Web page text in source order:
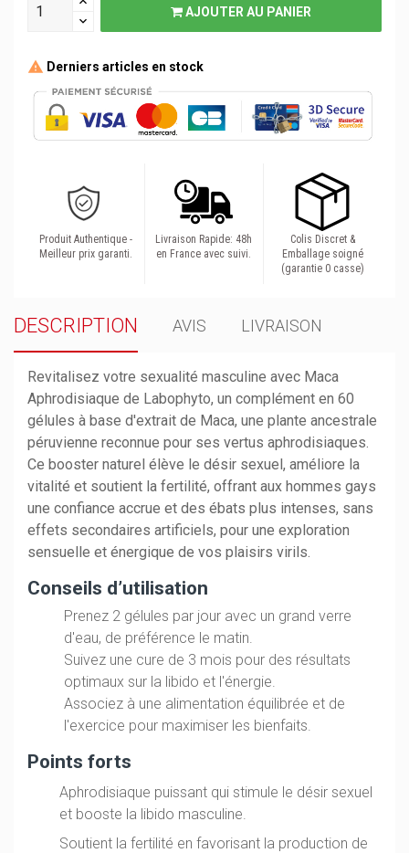
AJOUTER AU PANIER
Derniers articles en stock
Produit Authentique -
Meilleur prix garanti.
Livraison Rapide: 48h
en France avec suivi.
Colis Discret &
Emballage soigné
(garantie 0 casse)
DESCRIPTION AVIS LIVRAISON
Revitalisez votre sexualité masculine avec Maca
Aphrodisiaque de Labophyto, un complément en 60
gélules à base d'extrait de Maca, une plante ancestrale
péruvienne reconnue pour ses vertus aphrodisiaques.
Ce booster naturel élève le désir sexuel, améliore la
vitalité et soutient la fertilité, offrant aux hommes gays
une confiance accrue et des ébats plus intenses, sans
effets secondaires artificiels, pour une exploration
sensuelle et énergique de vos plaisirs virils.
Conseils d’utilisation
Prenez 2 gélules par jour avec un grand verre
d'eau, de préférence le matin.
Suivez une cure de 3 mois pour des résultats
optimaux sur la libido et l'énergie.
Associez à une alimentation équilibrée et de
l'exercice pour maximiser les bienfaits.
Points forts
Aphrodisiaque puissant qui stimule le désir sexuel
et booste la libido masculine.
Soutient la fertilité en favorisant la production de